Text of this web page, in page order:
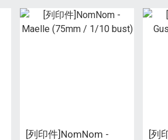
[列印件]NomNom -
[列